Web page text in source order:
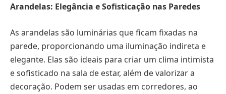
Arandelas: Elegância e Sofisticação nas Paredes
As arandelas são luminárias que ficam fixadas na
parede, proporcionando uma iluminação indireta e
elegante. Elas são ideais para criar um clima intimista
e sofisticado na sala de estar, além de valorizar a
decoração. Podem ser usadas em corredores, ao